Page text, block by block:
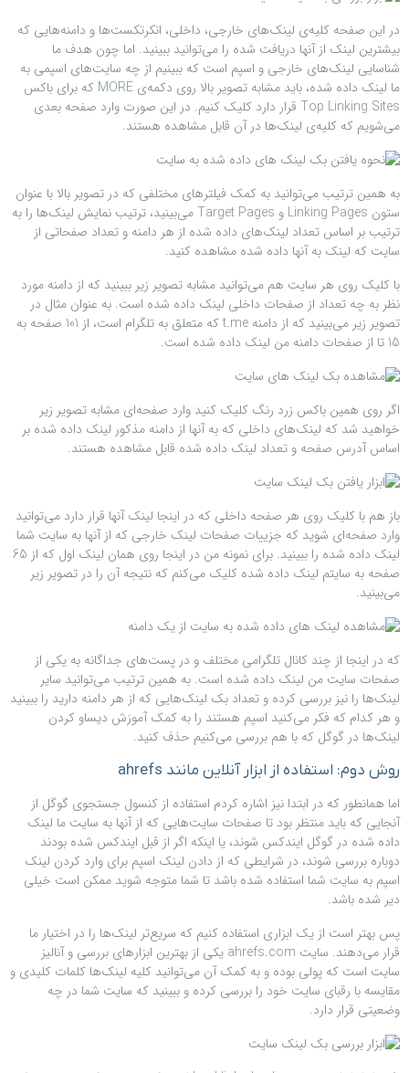
در این صفحه کلیه‌ی لینک‌های خارجی، داخلی، انکرتکست‌ها و دامنه‌هایی که
بیشترین لینک از آنها دریافت شده را می‌توانید ببینید. اما چون هدف ما
شناسایی لینک‌های خارجی و اسپم است که ببینیم از چه سایت‌های اسپمی به
ما لینک داده شده، باید مشابه تصویر بالا روی دکمه‌ی MORE که برای باکس
Top Linking Sites قرار دارد کلیک کنیم. در این صورت وارد صفحه بعدی
می‌شویم که کلیه‌ی لینک‌ها در آن قابل مشاهده هستند.
به همین ترتیب می‌توانید به کمک فیلترهای مختلفی که در تصویر بالا با عنوان
ستون Linking Pages و Target Pages می‌بینید، ترتیب نمایش لینک‌ها را به
ترتیب بر اساس تعداد لینک‌های داده شده از هر دامنه و تعداد صفحاتی از
سایت که لینک به آنها داده شده مشاهده کنید.
با کلیک روی هر سایت هم می‌توانید مشابه تصویر زیر ببینید که از دامنه مورد
نظر به چه تعداد از صفحات داخلی لینک داده شده است. به عنوان مثال در
تصویر زیر می‌بینید که از دامنه t.me که متعلق به تلگرام است، از 101 صفحه به
15 تا از صفحات دامنه من لینک داده شده است.
اگر روی همین باکس زرد رنگ کلیک کنید وارد صفحه‌ای مشابه تصویر زیر
خواهید شد که لینک‌های داخلی که به آنها از دامنه مذکور لینک داده شده بر
اساس آدرس صفحه و تعداد لینک داده شده قابل مشاهده هستند.
باز هم با کلیک روی هر صفحه داخلی که در اینجا لینک آنها قرار دارد می‌توانید
وارد صفحه‌ای شوید که جزییات صفحات لینک خارجی که از آنها به سایت شما
لینک داده شده را ببینید. برای نمونه من در اینجا روی همان لینک اول که از 65
صفحه به سایتم لینک داده شده کلیک می‌کنم که نتیجه آن را در تصویر زیر
می‌بینید.
که در اینجا از چند کانال تلگرامی مختلف و در پست‌های جداگانه به یکی از
صفحات سایت من لینک داده شده است. به همین ترتیب می‌توانید سایر
لینک‌ها را نیز بررسی کرده و تعداد بک لینک‌هایی که از هر دامنه دارید را ببینید
و هر کدام که فکر می‌کنید اسپم هستند را به کمک آموزش دیساو کردن
لینک‌ها در گوگل که با هم بررسی می‌کنیم حذف کنید.
روش دوم: استفاده از ابزار آنلاین مانند ahrefs
اما همانطور که در ابتدا نیز اشاره کردم استفاده از کنسول جستجوی گوگل از
آنجایی که باید منتظر بود تا صفحات سایت‌هایی که از آنها به سایت ما لینک
داده شده در گوگل ایندکس شوند، یا اینکه اگر از قبل ایندکس شده بودند
دوباره بررسی شوند، در شرایطی که از دادن لینک اسپم برای وارد کردن لینک
اسپم به سایت شما استفاده شده باشد تا شما متوجه شوید ممکن است خیلی
دیر شده باشد.
پس بهتر است از یک ابزاری استفاده کنیم که سریع‌تر لینک‌ها را در اختیار ما
قرار می‌دهند. سایت ahrefs.com یکی از بهترین ابزارهای بررسی و آنالیز
سایت است که پولی بوده و به کمک آن می‌توانید کلیه لینک‌ها کلمات کلیدی و
مقایسه با رقبای سایت خود را بررسی کرده و ببینید که سایت شما در چه
وضعیتی قرار دارد.